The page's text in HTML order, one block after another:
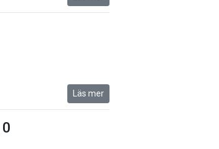
Läs mer